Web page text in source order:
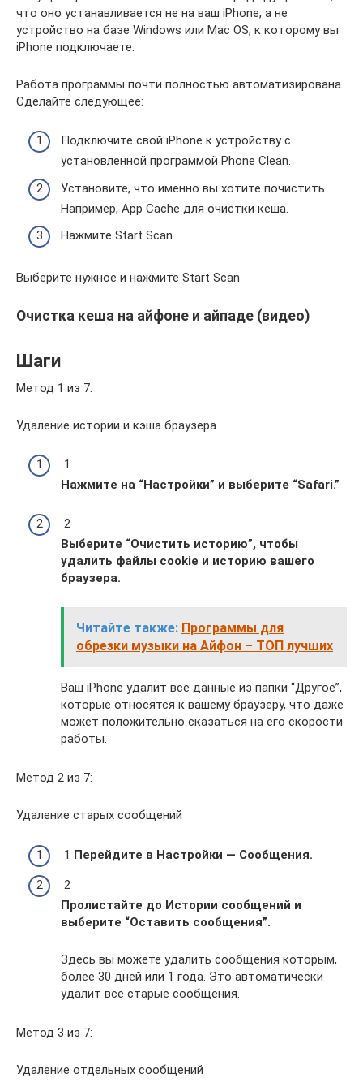
что оно устанавливается не на ваш iPhone, а не
устройство на базе Windows или Mac OS, к которому вы
iPhone подключаете.
Работа программы почти полностью автоматизирована.
Сделайте следующее:
Подключите свой iPhone к устройству с
установленной программой Phone Clean.
Установите, что именно вы хотите почистить.
Например, App Cache для очистки кеша.
Нажмите Start Scan.
Выберите нужное и нажмите Start Scan
Очистка кеша на айфоне и айпаде (видео)
Шаги
Метод 1 из 7:
Удаление истории и кэша браузера
1
Нажмите на “Настройки” и выберите “Safari.”
2
Выберите “Очистить историю”, чтобы
удалить файлы cookie и историю вашего
браузера.
Читайте также: Программы для
обрезки музыки на Айфон – ТОП лучших
Ваш iPhone удалит все данные из папки “Другое”,
которые относятся к вашему браузеру, что даже
может положительно сказаться на его скорости
работы.
Метод 2 из 7:
Удаление старых сообщений
1 Перейдите в Настройки — Сообщения.
2
Пролистайте до Истории сообщений и
выберите “Оставить сообщения”.
Здесь вы можете удалить сообщения которым,
более 30 дней или 1 года. Это автоматически
удалит все старые сообщения.
Метод 3 из 7:
Удаление отдельных сообщений